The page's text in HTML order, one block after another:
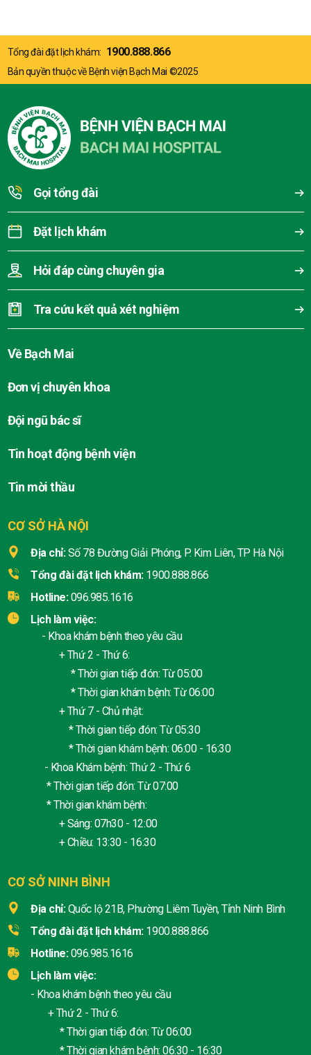
Tổng đài đặt lịch khám: 1900.888.866
Bản quyền thuộc về Bệnh viện Bạch Mai ©2025
CƠ SỞ HÀ NỘI
Địa chỉ: Số 78 Đường Giải Phóng, P. Kim Liên, TP Hà Nội
Tổng đài đặt lịch khám: 1900.888.866
Hotline: 096.985.1616
Lịch làm việc:
- Khoa khám bệnh theo yêu cầu
+ Thứ 2 - Thứ 6:
* Thời gian tiếp đón: Từ 05:00
* Thời gian khám bệnh: Từ 06:00
+ Thứ 7 - Chủ nhật:
* Thời gian tiếp đón: Từ 05:30
* Thời gian khám bệnh: 06:00 - 16:30
- Khoa Khám bệnh: Thứ 2 - Thứ 6
* Thời gian tiếp đón: Từ 07:00
* Thời gian khám bệnh:
+ Sáng: 07h30 - 12:00
+ Chiều: 13:30 - 16:30
CƠ SỞ NINH BÌNH
Địa chỉ: Quốc lộ 21B, Phường Liêm Tuyền, Tỉnh Ninh Bình
Tổng đài đặt lịch khám: 1900.888.866
Hotline: 096.985.1616
Lịch làm việc:
- Khoa khám bệnh theo yêu cầu
+ Thứ 2 - Thứ 6:
* Thời gian tiếp đón: Từ 06:00
* Thời gian khám bệnh: 06:30 - 16:30
Gọi tổng đài
Đặt lịch khám
Hỏi đáp cùng chuyên gia
Tra cứu kết quả xét nghiệm
Về Bạch Mai
Đơn vị chuyên khoa
Đội ngũ bác sĩ
Tin hoạt động bệnh viện
Tin mời thầu